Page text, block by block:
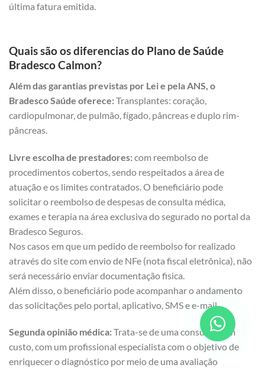
última fatura emitida.
Quais são os diferencias do Plano de Saúde
Bradesco Calmon?
Além das garantias previstas por Lei e pela ANS, o
Bradesco Saúde oferece:Transplantes: coração,
cardiopulmonar, de pulmão, fígado, pâncreas e duplo rim-
pâncreas.
Livre escolha de prestadores:com reembolso de
procedimentos cobertos, sendo respeitados a área de
atuação e os limites contratados. O beneficiário pode
solicitar o reembolso de despesas de consulta médica,
exames e terapia na área exclusiva do segurado no portal da
Bradesco Seguros.
Nos casos em que um pedido de reembolso for realizado
através do site com envio de NFe (nota fiscal eletrônica), não
será necessário enviar documentação fisica.
Além disso, o beneficiário pode acompanhar o andamento
das solicitações pelo portal, aplicativo, SMS e e-mail.
Segunda opinião médica:Trata-se de uma consulta, sem
custo, com um profissional especialista com o objetivo de
enriquecer o diagnóstico por meio de uma avaliação